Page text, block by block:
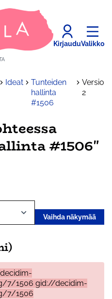
KirjauduValikko
Ideat
Tunteiden
hallinta
#1506
Versio
2
#1506"
Vaihda näkymää
7/1506 gid://decidim-
7/1506